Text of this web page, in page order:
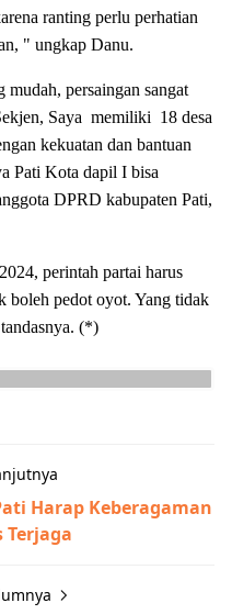
ranting perlu perhatian
" ungkap Danu.
persaingan sangat
Saya memiliki 18 desa
kekuatan dan bantuan
Pati Kota dapil I bisa
DPRD kabupaten Pati,
perintah partai harus
boleh pedot oyot. Yang tidak
(*)
Harap Keberagaman
Terjaga